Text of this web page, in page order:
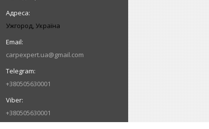
Ужгород, Україна
carpexpert.ua@gmail.com
+380505630001
+380505630001